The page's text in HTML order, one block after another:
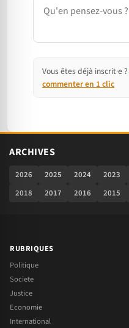
Vous êtes déjà inscrit·e ?
commenter en 1 clic
ARCHIVES
2026 2025 2024 2023
2018
2017 2016 2015
RUBRIQUES
Politique
Societe
Justice
Economie
International